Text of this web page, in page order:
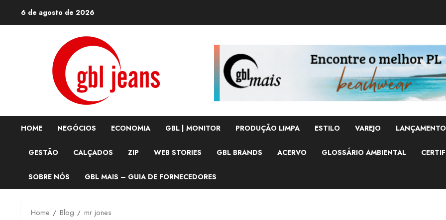
6 de agosto de 2026
HOME NEGÓCIOS ECONOMIA GBL | MONITOR PRODUÇÃO LIMPA ESTILO VAREJO
GESTÃO CALÇADOS ZIP WEB STORIES GBL BRANDS ACERVO GLOSSÁRIO AMBIENTAL
SOBRE NÓS GBL MAIS – GUIA DE FORNECEDORES
Home Blog mr jones